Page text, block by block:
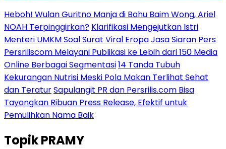
Heboh! Wulan Guritno Manja di Bahu Baim Wong, Ariel
NOAH Terpinggirkan? Klarifikasi Mengejutkan Istri
Menteri UMKM Soal Surat Viral EropaJasa Siaran Pers
Persriliscom Melayani Publikasi ke Lebih dari 150 Media
Online Berbagai Segmentasi14 Tanda Tubuh
Kekurangan Nutrisi Meski Pola Makan Terlihat Sehat
dan TeraturSapulangit PR dan Persrilis.com Bisa
Tayangkan Ribuan Press Release, Efektif untuk
Pemulihkan Nama Baik
TopikPRAMY